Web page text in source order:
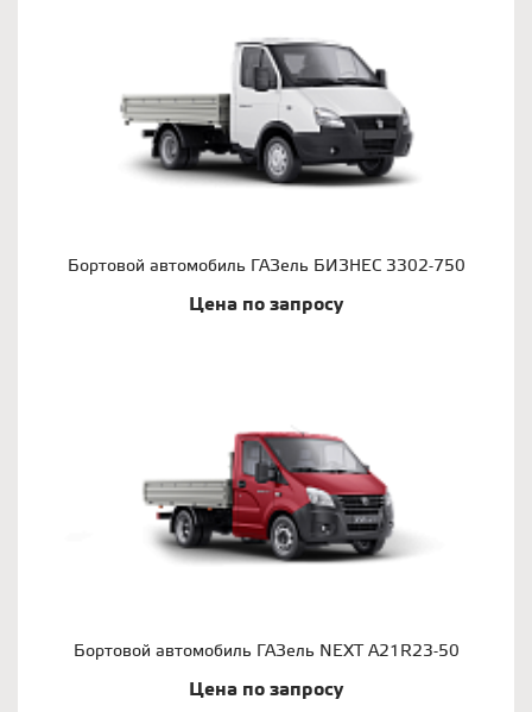
Бортовой автомобиль ГАЗель БИЗНЕС 3302-750
Цена по запросу
Бортовой автомобиль ГАЗель NEXT A21R23-50
Цена по запросу